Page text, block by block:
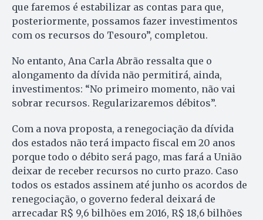
que faremos é estabilizar as contas para que,
posteriormente, possamos fazer investimentos
com os recursos do Tesouro”, completou.
No entanto, Ana Carla Abrão ressalta que o
alongamento da dívida não permitirá, ainda,
investimentos: “No primeiro momento, não vai
sobrar recursos. Regularizaremos débitos”.
Com a nova proposta, a renegociação da dívida
dos estados não terá impacto fiscal em 20 anos
porque todo o débito será pago, mas fará a União
deixar de receber recursos no curto prazo. Caso
todos os estados assinem até junho os acordos de
renegociação, o governo federal deixará de
arrecadar R$ 9,6 bilhões em 2016, R$ 18,6 bilhões